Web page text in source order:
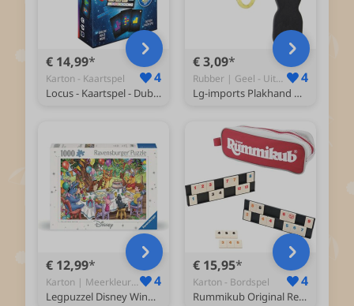
€ 14,99
Karton - Kaartspel 4
Locus - Kaartspel - Dubbel Winnaar Speelgoed van het Jaar 2025
€ 3,09
Rubber | Geel - Uitdeelcadeaus 4
Lg-imports Plakhand Met Handvat 20 Cm Geel
€ 12,99
Karton | Meerkleurig - Puzzel 4
Legpuzzel Disney Winnie de Poeh 1000 stukjes cartoon.
€ 15,95
Karton - Bordspel 4
Rummikub Original Reiseditie - Bordspel - Inclusief Tasje